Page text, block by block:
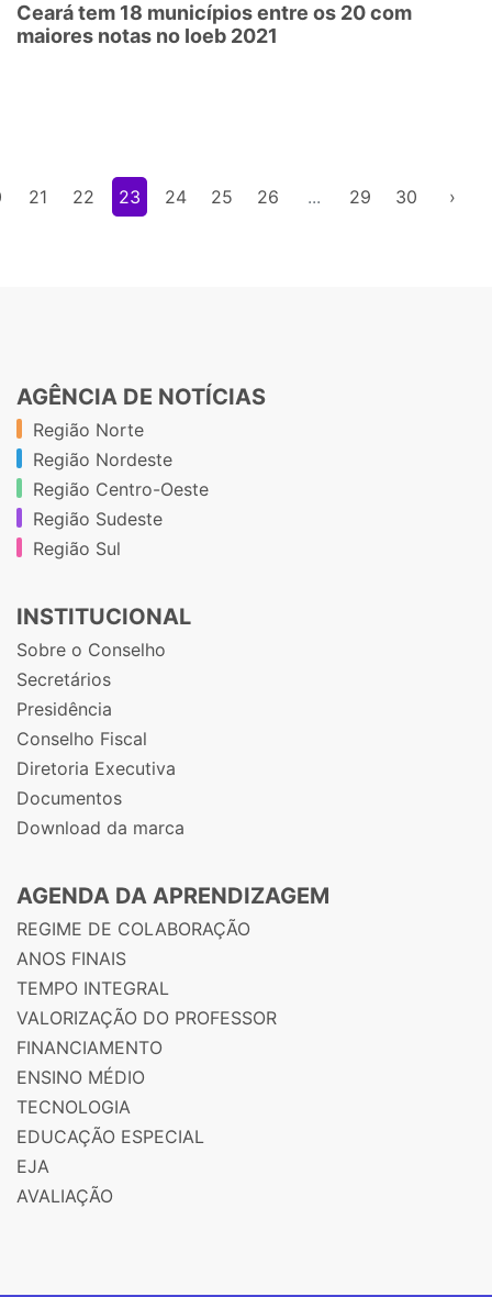
Ceará tem 18 municípios entre os 20 com
maiores notas no Ioeb 2021
21 22 23 24 25 26 ... 29 30 ›
AGÊNCIA DE NOTÍCIAS
Região Norte
Região Nordeste
Região Centro-Oeste
Região Sudeste
Região Sul
INSTITUCIONAL
Sobre o Conselho
Secretários
Presidência
Conselho Fiscal
Diretoria Executiva
Documentos
Download da marca
AGENDA DA APRENDIZAGEM
REGIME DE COLABORAÇÃO
ANOS FINAIS
TEMPO INTEGRAL
VALORIZAÇÃO DO PROFESSOR
FINANCIAMENTO
ENSINO MÉDIO
TECNOLOGIA
EDUCAÇÃO ESPECIAL
EJA
AVALIAÇÃO